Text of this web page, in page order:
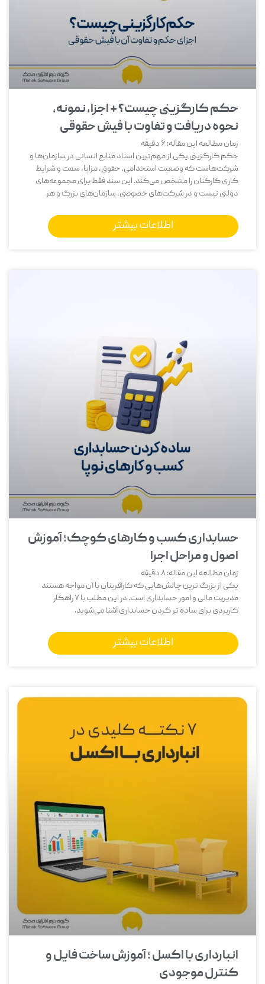
حکم کارگزینی چیست؟ + اجزا، نمونه،
نحوه دریافت و تفاوت با فیش حقوقی
زمان مطالعه این مقاله:6 دقیقه
حکم کارگزینی یکی از مهم‌ترین اسناد منابع انسانی در سازمان‌ها و
شرکت‌هاست که وضعیت استخدامی، حقوق، مزایا، سمت و شرایط
کاری کارکنان را مشخص می‌کند. این سند فقط برای مجموعه‌های
دولتی نیست و در شرکت‌های خصوصی، سازمان‌های بزرگ و هر
اطلاعات بیشتر
حسابداری کسب و کارهای کوچک؛ آموزش
اصول و مراحل اجرا
زمان مطالعه این مقاله:8دقیقه
یکی از بزرگ‌ ترین چالش‌هایی که کارآفرینان با آن مواجه هستند
مدیریت مالی و امور حسابداری است. در این مطلب با 7 راهکار
کاربردی برای ساده تر کردن حسابداری آشنا می‌شوید.
اطلاعات بیشتر
انبارداری با اکسل ؛ آموزش ساخت فایل و
کنترل موجودی